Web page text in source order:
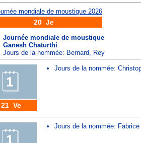
20 Je
Journée mondiale de moustique
Ganesh Chaturthi
Jours de la nommée: Bernard, Rey
21 Ve
Jours de la nommée:
Jours de la nommée: Fabrice